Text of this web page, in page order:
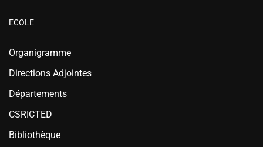
ECOLE
Organigramme
Directions Adjointes
Départements
CSRICTED
Bibliothèque